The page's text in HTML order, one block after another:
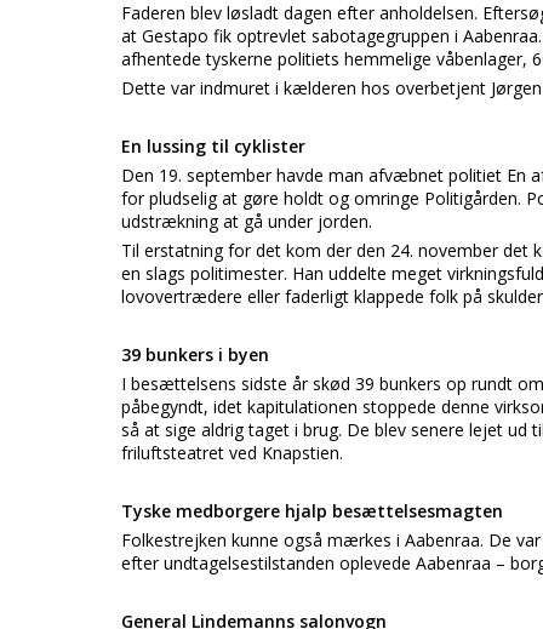
Faderen blev løsladt dagen efter anholdelsen.
at Gestapo fik optrevlet sabotagegruppen i
afhentede tyskerne politiets hemmelige våbenlager,
Dette var indmuret i kælderen hos overbetjent
En lussing til cyklister
Den 19. september havde man afvæbnet politiet En
for pludselig at gøre holdt og omringe Politigården.
udstrækning at gå under jorden.
Til erstatning for det kom der den 24. november det
en slags politimester. Han uddelte meget
lovovertrædere eller faderligt klappede folk på
39 bunkers i byen
I besættelsens sidste år skød 39 bunkers op rundt
påbegyndt, idet kapitulationen stoppede denne
så at sige aldrig taget i brug. De blev senere lejet
friluftsteatret ved Knapstien.
Tyske medborgere hjalp besættelsesmagten
Folkestrejken kunne også mærkes i Aabenraa. De
efter undtagelsestilstanden oplevede Aabenraa –
General Lindemanns salonvogn